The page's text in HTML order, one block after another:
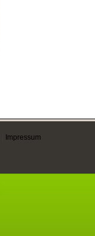
Impressum